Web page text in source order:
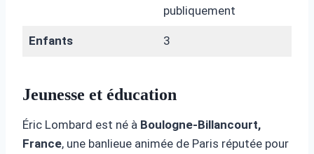
publiquement
Enfants 3
Jeunesse et éducation
Éric Lombard est né à Boulogne-Billancourt,
France, une banlieue animée de Paris réputée pour